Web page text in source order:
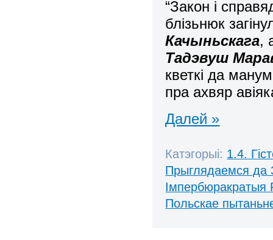
“Закон і
блізьнюк
Качыньскага,
Тадэвуш
кветкі да
пра ахвяр
Далей »
Катэгорыі: 1.4.
Прыглядаемся да
Імпербюракратыя
Польскае